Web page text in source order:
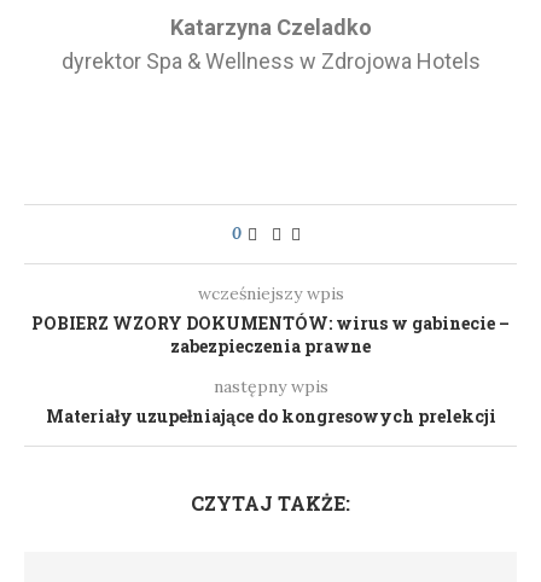
Katarzyna Czeladko
dyrektor Spa & Wellness w Zdrojowa Hotels
0
wcześniejszy wpis
POBIERZ WZORY DOKUMENTÓW: wirus w gabinecie –
zabezpieczenia prawne
następny wpis
Materiały uzupełniające do kongresowych prelekcji
CZYTAJ TAKŻE: